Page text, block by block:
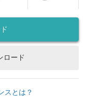
ロード
スとは？